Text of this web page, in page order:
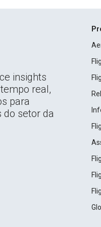
insights
real,
para
do setor da